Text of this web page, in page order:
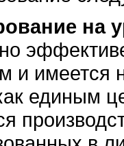
на
и имеется
единым